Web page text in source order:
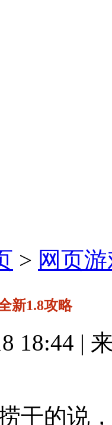
> 网页
新1.8攻略
18:44 |
干的说